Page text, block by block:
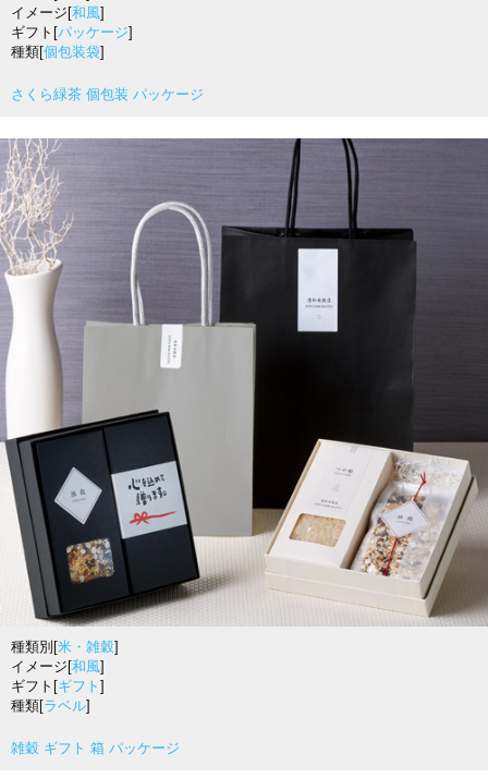
イメージ[和風]
ギフト[パッケージ]
種類[個包装袋]
さくら緑茶 個包装 パッケージ
種類別[米・雑穀]
イメージ[和風]
ギフト[ギフト ]
種類[ラベル]
雑穀 ギフト 箱 パッケージ